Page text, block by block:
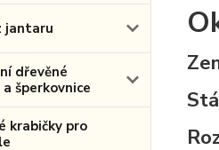
jantaru
dřevěné
šperkovnice
krabičky pro